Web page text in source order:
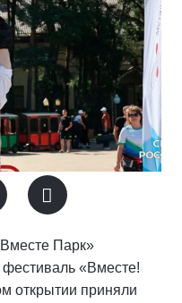
Парк»
«Вместе!
открытии приняли